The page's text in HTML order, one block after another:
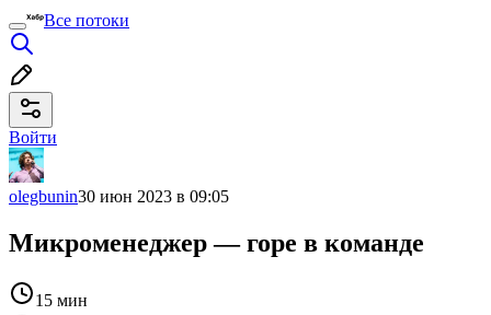
Все потоки
Войти
olegbunin30 июн 2023 в 09:05
Микроменеджер — горе в команде
15 мин